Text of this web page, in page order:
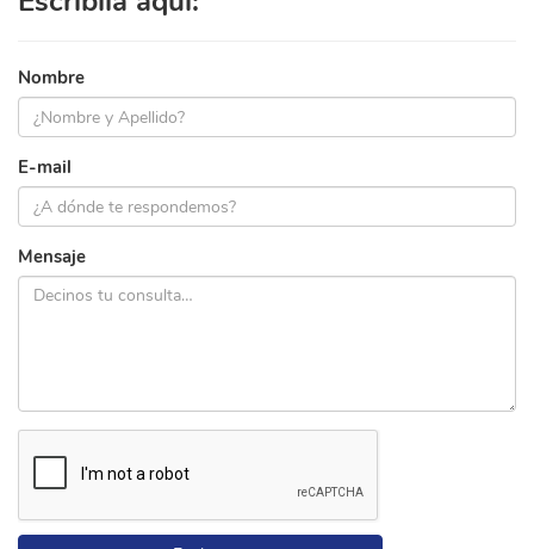
Nombre
E-mail
Mensaje